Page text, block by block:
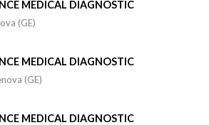
MEDICAL DIAGNOSTIC
(GE)
MEDICAL DIAGNOSTIC
(GE)
MEDICAL DIAGNOSTIC